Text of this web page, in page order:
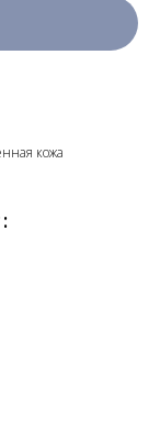
кожа